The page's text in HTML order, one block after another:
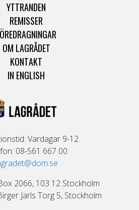
YTTRANDEN
REMISSER
OM LAGRÅDET
KONTAKT
IN ENGLISH
Vardagar 9-12
08-561 667 00
2066, 103 12 Stockholm
Jarls Torg 5, Stockholm